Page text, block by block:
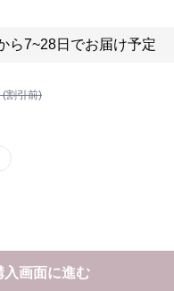
ら7~28日でお届け予定
割引前)
入画面に進む